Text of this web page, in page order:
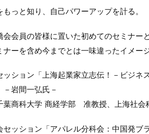
もっと知り、自己パワーアップを計る。
会員の皆様に置いた初めてのセミナー
ーを含め今までとは一味違ったイメー
ション「上海起業家立志伝！－ビジネ
弘氏－
学 商経学部 准教授、上海社会科学
ッション「アパレル分科会：中国発ブ